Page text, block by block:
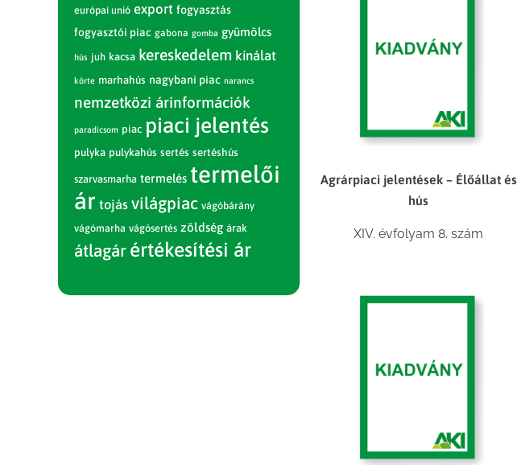
Agrárpiaci jelentések – Élőállat és
hús
XIV. évfolyam 8. szám
európai unió export fogyasztás
fogyasztói piac gabona gomba gyümölcs
hús juh kacsa kereskedelem kínálat
körte marhahús nagybani piac narancs
nemzetközi árinformációk
paradicsom piac piaci jelentés
pulyka pulykahús sertés sertéshús
szarvasmarha termelés termelői
ár tojás világpiac vágóbárány
vágómarha vágósertés zöldség árak
átlagár értékesítési ár